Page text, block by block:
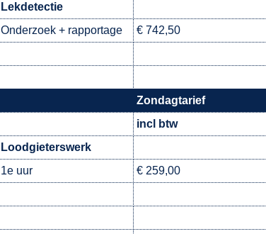
Lekdetectie
Onderzoek + rapportage
€ 742,50
Zondagtarief
incl btw
Loodgieterswerk
1e uur
€ 259,00